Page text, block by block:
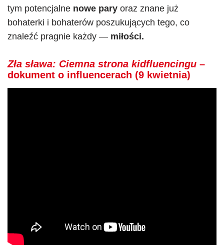
tym potencjalne nowe pary oraz znane już
bohaterki i bohaterów poszukujących tego, co
znaleźć pragnie każdy — miłości.
Zła sława: Ciemna strona kidfluencingu –
dokument o influencerach (9 kwietnia)